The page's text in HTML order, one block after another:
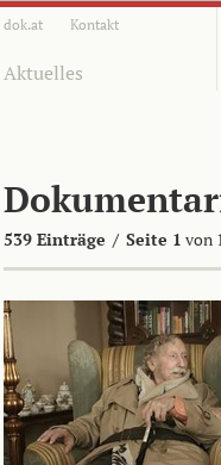
dok.at Kontakt
Aktuelles
539 Einträge / Seite 1 von